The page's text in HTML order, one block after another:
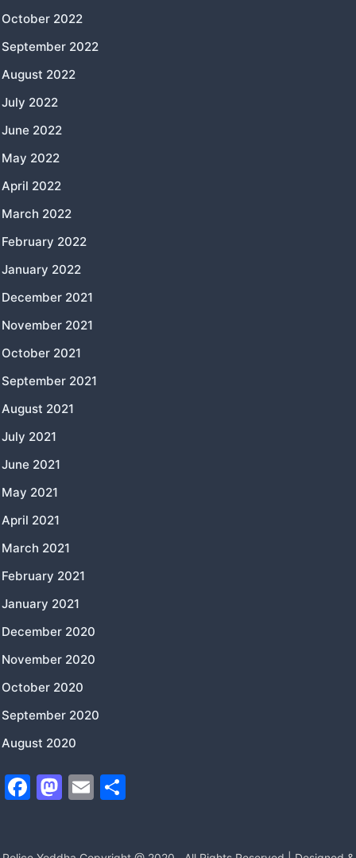
October 2022
September 2022
August 2022
July 2022
June 2022
May 2022
April 2022
March 2022
February 2022
January 2022
December 2021
November 2021
October 2021
September 2021
August 2021
July 2021
June 2021
May 2021
April 2021
March 2021
February 2021
January 2021
December 2020
November 2020
October 2020
September 2020
August 2020
F
M E